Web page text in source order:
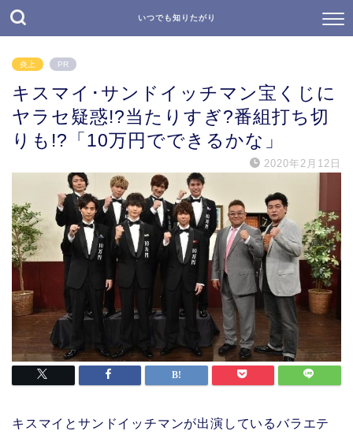
いつでも知りたがり
炎上 PR
キスマイ･サンドイッチマン宝くじに
ヤラセ疑惑!?当たりすぎ?番組打ち切
りも!?「10万円でできるかな」
2020年2月12日
キスマイとサンドイッチマンが出演しているバラエテ